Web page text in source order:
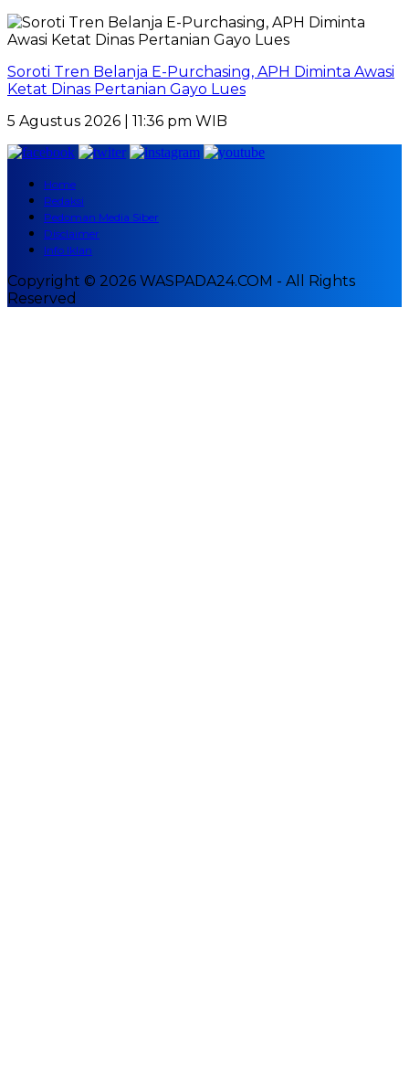
Soroti Tren Belanja E-Purchasing, APH Diminta Awasi
Ketat Dinas Pertanian Gayo Lues
5 Agustus 2026 | 11:36 pm WIB
Home
Redaksi
Pedoman Media Siber
Disclaimer
Info Iklan
Copyright © 2026 WASPADA24.COM - All Rights
Reserved